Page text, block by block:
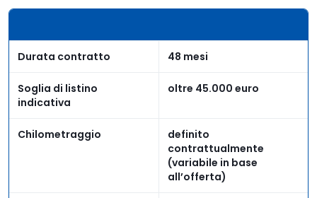
Durata contratto 48 mesi
Soglia di listino
indicativa
oltre 45.000 euro
Chilometraggio
definito
contrattualmente
(variabile in base
all’offerta)